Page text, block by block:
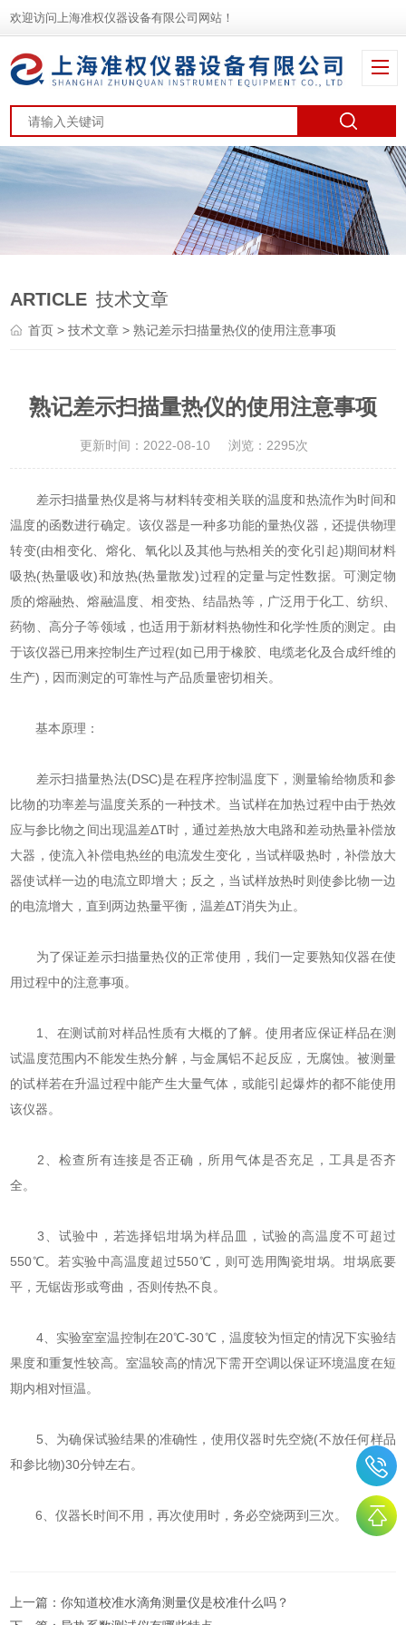
欢迎访问上海准权仪器设备有限公司网站！
ARTICLE 技术文章
首页 >技术文章 > 熟记差示扫描量热仪的使用注意事项
熟记差示扫描量热仪的使用注意事项
更新时间：2022-08-10 浏览：2295次
差示扫描量热仪是将与材料转变相关联的温度和热流作为时间和
温度的函数进行确定。该仪器是一种多功能的量热仪器，还提供物理
转变(由相变化、熔化、氧化以及其他与热相关的变化引起)期间材料
吸热(热量吸收)和放热(热量散发)过程的定量与定性数据。可测定物
质的熔融热、熔融温度、相变热、结晶热等，广泛用于化工、纺织、
药物、高分子等领域，也适用于新材料热物性和化学性质的测定。由
于该仪器已用来控制生产过程(如已用于橡胶、电缆老化及合成纤维的
生产)，因而测定的可靠性与产品质量密切相关。
基本原理：
差示扫描量热法(DSC)是在程序控制温度下，测量输给物质和参
比物的功率差与温度关系的一种技术。当试样在加热过程中由于热效
应与参比物之间出现温差ΔT时，通过差热放大电路和差动热量补偿放
大器，使流入补偿电热丝的电流发生变化，当试样吸热时，补偿放大
器使试样一边的电流立即增大；反之，当试样放热时则使参比物一边
的电流增大，直到两边热量平衡，温差ΔT消失为止。
为了保证差示扫描量热仪的正常使用，我们一定要熟知仪器在使
用过程中的注意事项。
1、在测试前对样品性质有大概的了解。使用者应保证样品在测
试温度范围内不能发生热分解，与金属铝不起反应，无腐蚀。被测量
的试样若在升温过程中能产生大量气体，或能引起爆炸的都不能使用
该仪器。
2、检查所有连接是否正确，所用气体是否充足，工具是否齐
全。
3、试验中，若选择铝坩埚为样品皿，试验的高温度不可超过
550℃。若实验中高温度超过550℃，则可选用陶瓷坩埚。坩埚底要
平，无锯齿形或弯曲，否则传热不良。
4、实验室室温控制在20℃-30℃，温度较为恒定的情况下实验结
果度和重复性较高。室温较高的情况下需开空调以保证环境温度在短
期内相对恒温。
5、为确保试验结果的准确性，使用仪器时先空烧(不放任何样品
和参比物)30分钟左右。
6、仪器长时间不用，再次使用时，务必空烧两到三次。
上一篇：你知道校准水滴角测量仪是校准什么吗？